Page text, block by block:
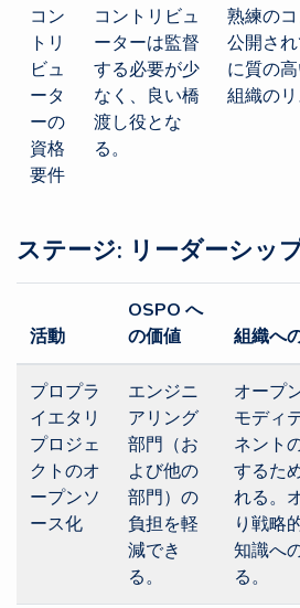
コン
トリ
ビュ
ータ
ーの
資格
要件
コントリビュ
ーターは監督
する必要が少
なく、良い橋
渡し役とな
る。
熟練の
公開さ
に質の
組織のリ
ステージ: リーダーシッ
活動
OSPO へ
の価値
組織へ
プロプラ
イエタリ
プロジェ
クトのオ
ープンソ
ース化
エンジニ
アリング
部門（お
よび他の
部門）の
負担を軽
減でき
る。
オープ
モディ
ネント
するた
れる。
り戦略
知識へ
る。